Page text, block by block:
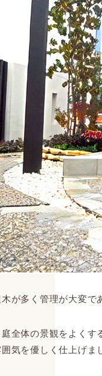
が多く管理が大変で
全体の景観をよく
気を優しく仕上げま